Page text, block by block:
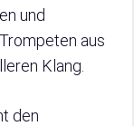
und
aus
Klang.
den